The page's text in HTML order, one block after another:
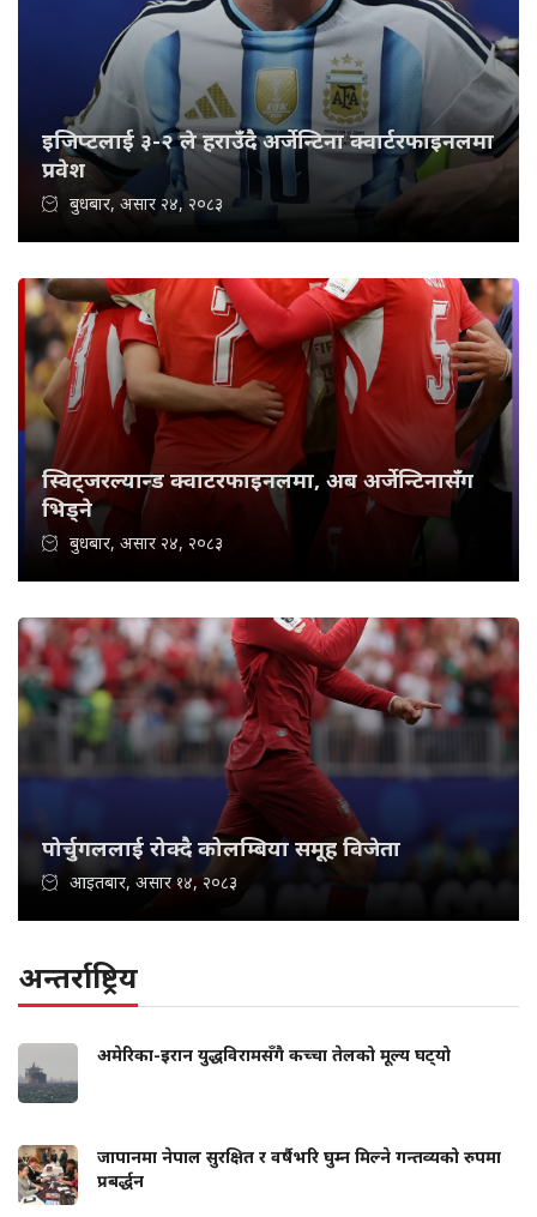
इजिप्टलाई ३-२ ले हराउँदै अर्जेन्टिना क्वार्टरफाइनलमा
प्रवेश
बुधबार, असार २४, २०८३
स्विट्जरल्यान्ड क्वाटरफाइनलमा, अब अर्जेन्टिनासँग
भिड्ने
बुधबार, असार २४, २०८३
पोर्चुगललाई रोक्दै कोलम्बिया समूह विजेता
आइतबार, असार १४, २०८३
अन्तर्राष्ट्रिय
अमेरिका-इरान युद्धविरामसँगै कच्चा तेलको मूल्य घट्‍यो
जापानमा नेपाल सुरक्षित र वर्षैभरि घुम्न मिल्ने गन्तव्यको रुपमा
प्रबर्द्धन